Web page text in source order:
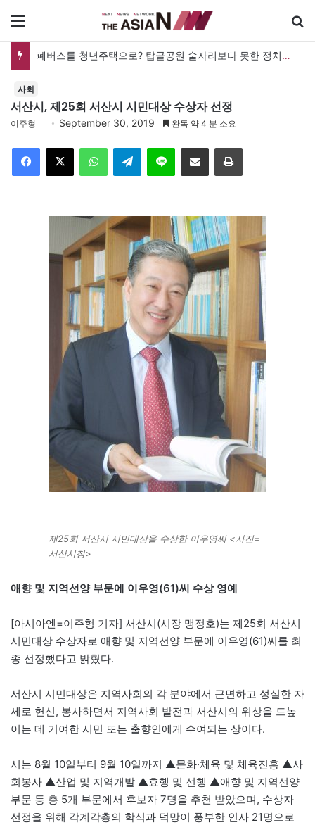
폐버스를 청년주택으로? 탑골공원 술자리보다 못한 정치의 상상력
사회
서산시, 제25회 서산시 시민대상 수상자 선정
이주형 September 30, 2019 완독 약 4 분 소요
Telegram 이메일
제25회 서산시 시민대상을 수상한 이우영씨 <사진=
서산시청>
애향 및 지역선양 부문에 이우영(61)씨 수상 영예
[아시아엔=이주형 기자] 서산시(시장 맹정호)는 제25회 서산시
시민대상 수상자로 애향 및 지역선양 부문에 이우영(61)씨를 최
종 선정했다고 밝혔다.
서산시 시민대상은 지역사회의 각 분야에서 근면하고 성실한 자
세로 헌신, 봉사하면서 지역사회 발전과 서산시의 위상을 드높
이는 데 기여한 시민 또는 출향인에게 수여되는 상이다.
시는 8월 10일부터 9월 10일까지 ▲문화·체육 및 체육진흥 ▲사
회봉사 ▲산업 및 지역개발 ▲효행 및 선행 ▲애향 및 지역선양
부문 등 총 5개 부문에서 후보자 7명을 추천 받았으며, 수상자
선정을 위해 각계각층의 학식과 덕망이 풍부한 인사 21명으로